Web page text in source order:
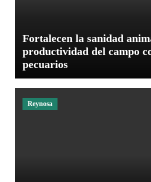
Fortalecen la sanidad
productividad del campo
pecuarios
Reynosa